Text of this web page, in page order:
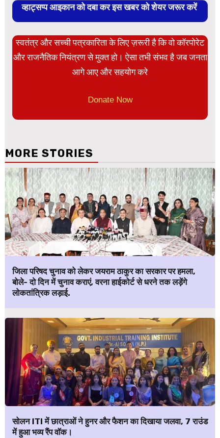
व्हाट्सप्प आइकान को दबा कर इस खबर को शेयर जरूर करें
स्वतंत्र और सच्ची पत्रकारिता के लिए ज़रूरी है कि वो कॉरपोरेट
और राजनैतिक नियंत्रण से मुक्त हो। ऐसा तभी संभव है जब जनता
आगे आए और सहयोग करे
Donate Now
MORE STORIES
जिला परिषद चुनाव को लेकर जयराम ठाकुर का सरकार पर हमला,
बोले- दो दिन में चुनाव कराएं, वरना हाईकोर्ट से धरने तक लड़ेंगे
लोकतांत्रिक लड़ाई.
सोलन ITI में छात्राओं ने हुनर और फैशन का दिखाया जलवा, 7 राउंड
में हुआ भव्य रैंप वॉक।